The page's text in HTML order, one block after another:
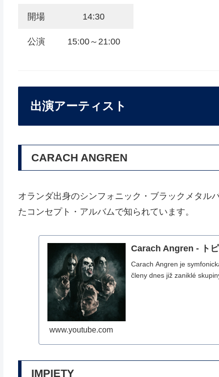
開場 14:30
公演 15:00～21:00
出演アーティスト
CARACH ANGREN
オランダ出身のシンフォニック・ブラックメタル
たコンセプト・アルバムで知られています。
Carach Angren - ト
Carach Angren je
členy dnes již zaniklé
www.youtube.com
IMPIETY